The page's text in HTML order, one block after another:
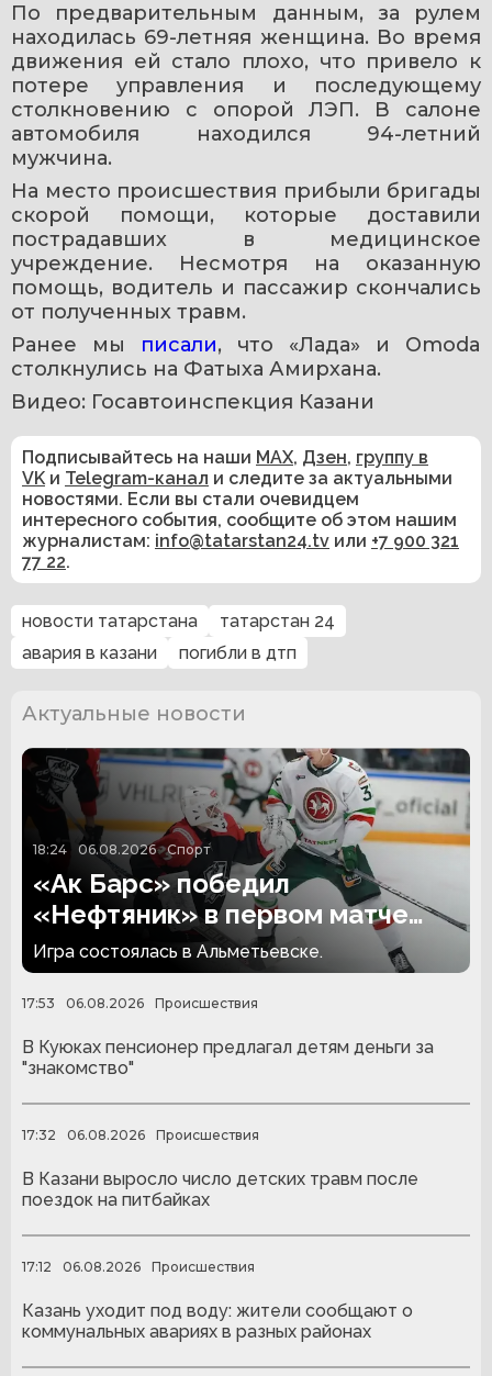
По предварительным данным, за рулем
находилась 69-летняя женщина. Во время
движения ей стало плохо, что привело к
потере управления и последующему
столкновению с опорой ЛЭП. В салоне
автомобиля находился 94-летний
мужчина.
На место происшествия прибыли бригады
скорой помощи, которые доставили
пострадавших в медицинское
учреждение. Несмотря на оказанную
помощь, водитель и пассажир скончались
от полученных травм.
Ранее мы писали, что «Лада» и Omoda
столкнулись на Фатыха Амирхана.
Видео: Госавтоинспекция Казани
Подписывайтесь на наши MAX, Дзен, группу в
VK и Telegram-канал и следите за актуальными
новостями. Если вы стали очевидцем
интересного события, сообщите об этом нашим
журналистам: info@tatarstan24.tv или +7 900 321
77 22.
новости татарстана
татарстан 24
авария в казани
погибли в дтп
Актуальные новости
18:24 06.08.2026 Спорт
«Ак Барс» победил
«Нефтяник» в первом матче
сезона
Игра состоялась в Альметьевске.
17:53 06.08.2026 Происшествия
В Куюках пенсионер предлагал детям деньги за
"знакомство"
17:32 06.08.2026 Происшествия
В Казани выросло число детских травм после
поездок на питбайках
17:12 06.08.2026 Происшествия
Казань уходит под воду: жители сообщают о
коммунальных авариях в разных районах